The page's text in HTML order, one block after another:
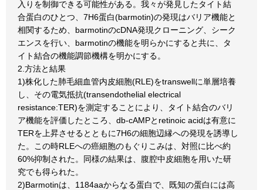
入りを制御できる可能性がある。我々が発見したタイト結
合蛋白のひとつ、7H6蛋白(barmotin)の発現はバリア機能と
相関するため、barmotinのcDNA発現クローニング、シーク
エンスを行い、barmotinの機能を明らかにすると共に、タ
イト結合の機能調節機構を明かにする。
2.方法と結果
1)株化した肺毛細血管内皮細胞(RLE)をtranswellに単層培養
し、その電気抵抗(transendothelial electrical
resistance:TER)を測定することにより、タイト結合のバリ
ア機能を評価したところ、db-cAMPとretinoic acidは有意に
TERを上昇させるとともに7H6の細胞辺縁への発現を誘導し
た。この時RLEへの癌細胞のもぐりこみは、対照に比べ約
60%抑制された。同様の結果は、腹腔中皮細胞を用いた研
究でも得られた。
2)Barmotinは、1184aaからなる蛋白で、既知の蛋白には高